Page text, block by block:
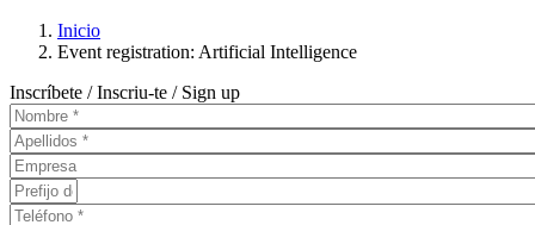
Inicio
Event registration: Artificial Intelligence
Inscríbete / Inscriu-te / Sign up